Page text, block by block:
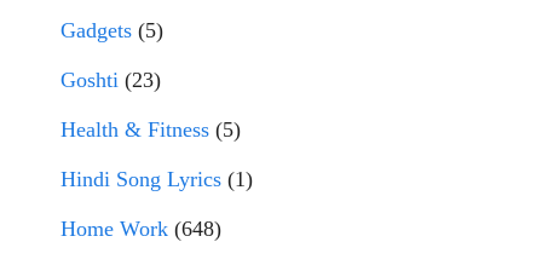
Gadgets (5)
Goshti (23)
Health & Fitness (5)
Hindi Song Lyrics (1)
Home Work (648)